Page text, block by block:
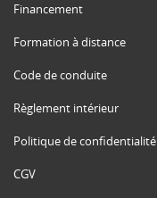
Financement
Formation à distance
Code de conduite
Règlement intérieur
Politique de confidentialité
CGV